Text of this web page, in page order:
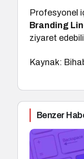
Profesyonel
Branding
ziyaret
Kaynak:
Benzer